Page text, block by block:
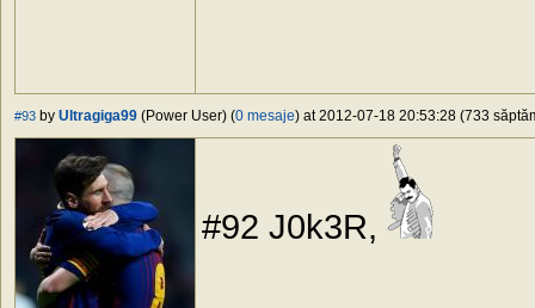
#93 by Ultragiga99 (Power User) (0 mesaje) at 2012-07-18 20:53:28 (733
#92 J0k3R,